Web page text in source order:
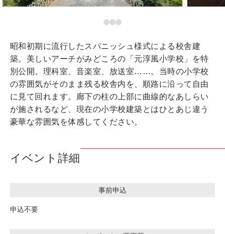
昭和初期に流行したスパニッシュ様式による校舎建
築。美しいアーチがみどころの「元淳風小学校」を特
別公開。理科室、音楽室、放送室……。当時の小学校
の雰囲気がそのまま残る校舎内を、順路に沿って自由
に見て回れます。廊下の柱の上部に曲線的なあしらい
が施されるなど、現在の小学校建築とはひとあじ違う
豪華な雰囲気を体感してください。
イベント詳細
事前申込
申込不要